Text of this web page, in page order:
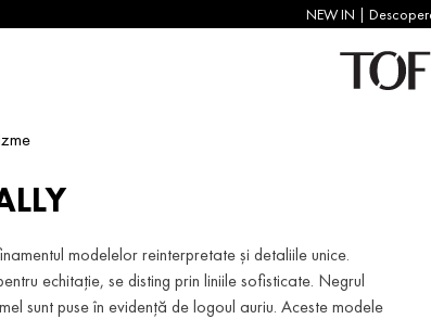
NEW IN |
modelelor reinterpretate și detaliile unice.
echitație, se disting prin liniile sofisticate. Negrul
sunt puse în evidență de logoul auriu. Aceste modele